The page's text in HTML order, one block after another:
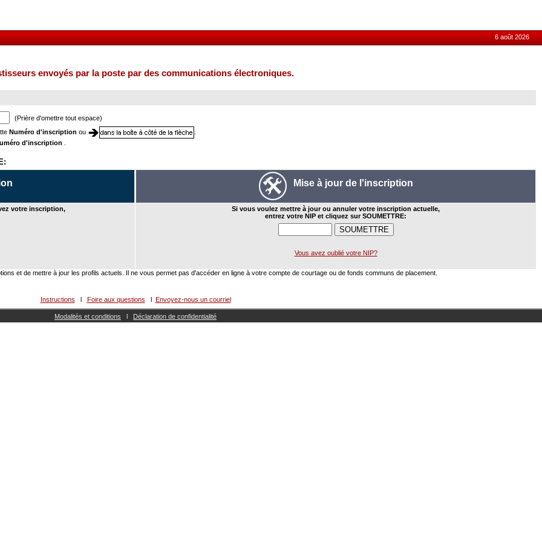
6 août 2026
envoyés par la poste par des communications électroniques.
(Prière d'omettre tout espace)
Numéro d'inscription ou
d'inscription
votre inscription,
Mise à jour de l'inscription
Si vous voulez mettre à jour ou annuler votre inscription actuelle,
entrez votre NIP et cliquez sur SOUMETTRE:
Vous avez oublié votre NIP?
et de mettre à jour les profils actuels. Il ne vous permet pas d'accéder en ligne à votre compte de courtage ou de fonds communs de placement.
Instructions l Foire aux questions l Envoyez-nous un courriel
Modalités et conditions l Déclaration de confidentialité